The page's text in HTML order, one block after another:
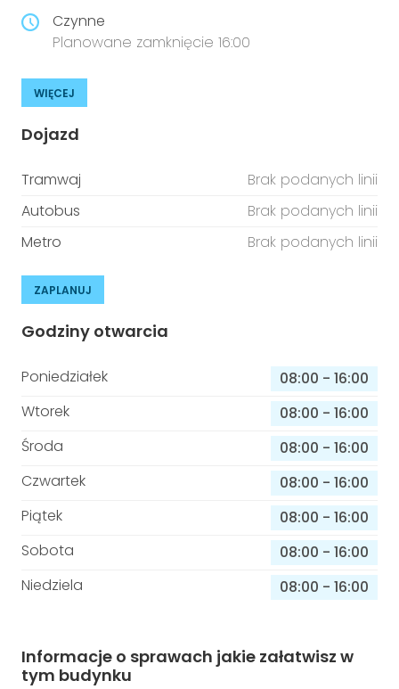
Czynne
Planowane zamknięcie 16:00
WIĘCEJ
Dojazd
Tramwaj
Brak podanych linii
Autobus
Brak podanych linii
Metro
Brak podanych linii
ZAPLANUJ
Godziny otwarcia
Poniedziałek 08:00 - 16:00
Wtorek
08:00 - 16:00
Środa
08:00 - 16:00
Czwartek
08:00 - 16:00
Piątek
08:00 - 16:00
Sobota
08:00 - 16:00
Niedziela
08:00 - 16:00
Informacje o sprawach jakie załatwisz w
tym budynku